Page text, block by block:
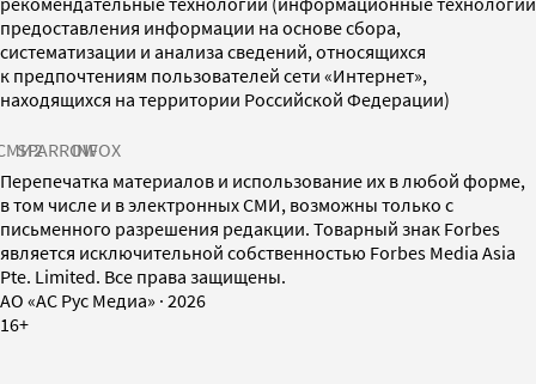
предоставления информации на основе сбора,
систематизации и анализа сведений, относящихся
к предпочтениям пользователей сети «Интернет»,
находящихся на территории Российской Федерации)
SPARROWINFOX
Перепечатка материалов и использование их в любой форме,
в том числе и в электронных СМИ, возможны только с
письменного разрешения редакции. Товарный знак Forbes
является исключительной собственностью Forbes Media Asia
Pte. Limited. Все права защищены.
AO «АС Рус Медиа» · 2026
16+